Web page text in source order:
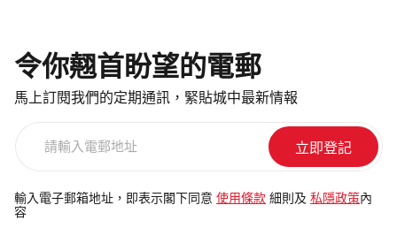
令你翹首盼望的電郵
馬上訂閱我們的定期通訊，緊貼城中最新情報
電
郵
輸入電子郵箱地址，即表示閣下同意 使用條款 細則及 私隱政策 內
容